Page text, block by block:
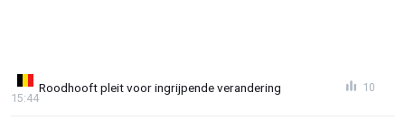
Roodhooft pleit voor ingrijpende verandering
15:44
10